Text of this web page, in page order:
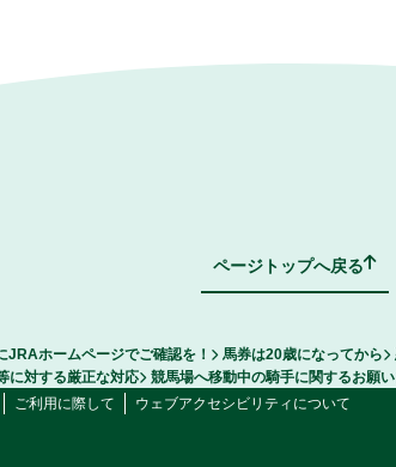
ページトップへ戻る
JRAホームページでご確認を！ 馬券は20歳になってから
に対する厳正な対応
競馬場へ移動中の騎手に関するお願い
ご利用に際して ウェブアクセシビリティについて